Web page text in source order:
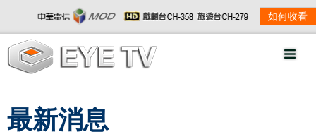
如何收看
最新消息